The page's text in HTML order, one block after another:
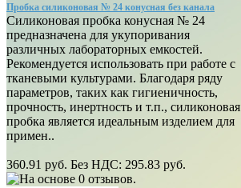
Пробка силиконовая № 24 конусная без канала
Силиконовая пробка конусная № 24
предназначена для укупоривания
различных лабораторных емкостей.
Рекомендуется использовать при работе с
тканевыми культурами. Благодаря ряду
параметров, таких как гигиеничность,
прочность, инертность и т.п., силиконовая
пробка является идеальным изделием для
примен..
360.91 руб. Без НДС: 295.83 руб.